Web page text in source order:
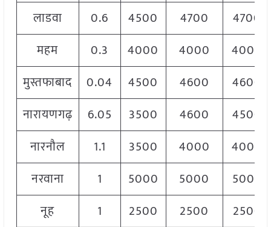
लाडवा
0.6 4500 4700
4700
महम
0.3 4000 4000
4000
मुस्तफाबाद
0.04 4500 4600
4600
नारायणगढ़
6.05 3500 4600
4500
नारनौल
1.1 3500 4000
4000
नरवाना
1 5000 5000
5000
नूह
1 2500 2500
2500